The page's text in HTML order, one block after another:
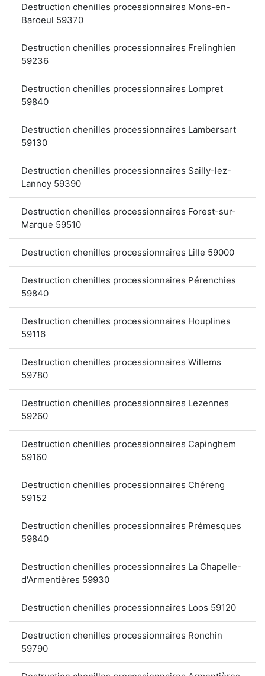
Destruction chenilles processionnaires Mons-en-
Baroeul 59370
Destruction chenilles processionnaires Frelinghien
59236
Destruction chenilles processionnaires Lompret
59840
Destruction chenilles processionnaires Lambersart
59130
Destruction chenilles processionnaires Sailly-lez-
Lannoy 59390
Destruction chenilles processionnaires Forest-sur-
Marque 59510
Destruction chenilles processionnaires Lille 59000
Destruction chenilles processionnaires Pérenchies
59840
Destruction chenilles processionnaires Houplines
59116
Destruction chenilles processionnaires Willems
59780
Destruction chenilles processionnaires Lezennes
59260
Destruction chenilles processionnaires Capinghem
59160
Destruction chenilles processionnaires Chéreng
59152
Destruction chenilles processionnaires Prémesques
59840
Destruction chenilles processionnaires La Chapelle-
d'Armentières 59930
Destruction chenilles processionnaires Loos 59120
Destruction chenilles processionnaires Ronchin
59790